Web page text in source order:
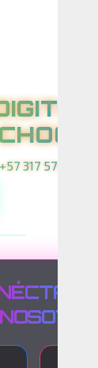
317 575 00 21